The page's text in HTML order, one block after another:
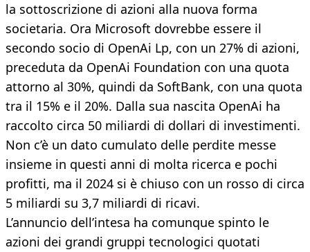
la sottoscrizione di azioni alla nuova forma
societaria. Ora Microsoft dovrebbe essere il
secondo socio di OpenAi Lp, con un 27% di azioni,
preceduta da OpenAi Foundation con una quota
attorno al 30%, quindi da SoftBank, con una quota
tra il 15% e il 20%. Dalla sua nascita OpenAi ha
raccolto circa 50 miliardi di dollari di investimenti.
Non c’è un dato cumulato delle perdite messe
insieme in questi anni di molta ricerca e pochi
profitti, ma il 2024 si è chiuso con un rosso di circa
5 miliardi su 3,7 miliardi di ricavi.
L’annuncio dell’intesa ha comunque spinto le
azioni dei grandi gruppi tecnologici quotati